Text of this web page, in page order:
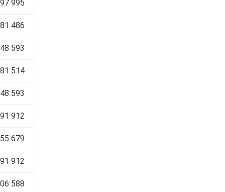
995
486
593
514
593
912
679
912
588